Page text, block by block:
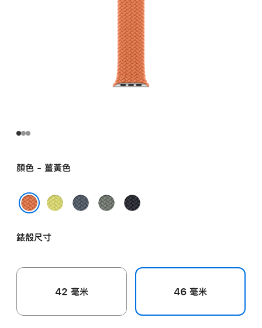
顏色 - 薑黃色
霓
黃
錨
灰
午
錶殼尺寸
42 毫米 46 毫米